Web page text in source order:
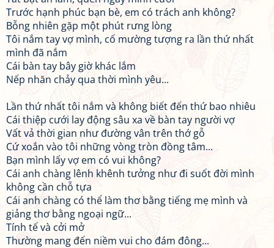
Trước hạnh phúc bạn bè, em có trách anh không?
Bỗng nhiên gặp một phút rưng lòng
Tôi nắm tay vợ mình, cố mường tượng ra lần thứ nhất
mình đã nắm
Cái bàn tay bây giờ khác lắm
Nếp nhăn chảy qua thời mình yêu...
Lần thứ nhất tôi nắm và không biết đến thứ bao nhiêu
Cái thiệp cưới lay động sâu xa về bàn tay người vợ
Vất vả thời gian như đường vân trên thớ gỗ
Cứ xoắn vào tôi những vòng tròn đồng tâm...
Bạn mình lấy vợ em có vui không?
Cái anh chàng lênh khênh tưởng như đi suốt đời mình
không cần chỗ tựa
Cái anh chàng có thể làm thơ bằng tiếng mẹ mình và
giảng thơ bằng ngoại ngữ...
Tính tế và cởi mở
Thường mang đến niềm vui cho đám đông...